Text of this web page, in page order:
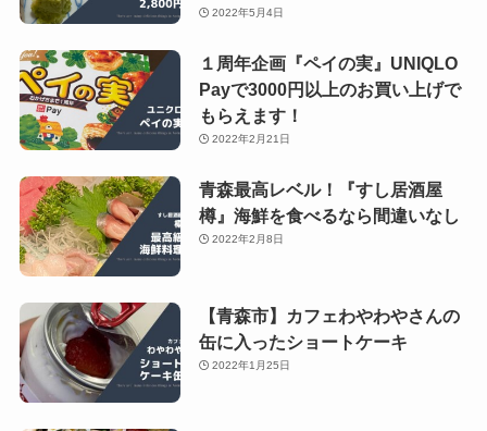
2022年5月4日
１周年企画『ペイの実』UNIQLO
Payで3000円以上のお買い上げで
もらえます！
2022年2月21日
青森最高レベル！『すし居酒屋
樽』海鮮を食べるなら間違いなし
2022年2月8日
【青森市】カフェわやわやさんの
缶に入ったショートケーキ
2022年1月25日